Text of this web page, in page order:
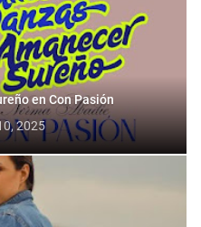
en Con Pasión
2025